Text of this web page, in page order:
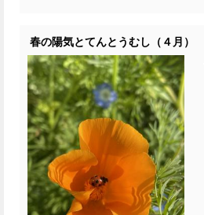
春の陽気とてんとうむし（４月）